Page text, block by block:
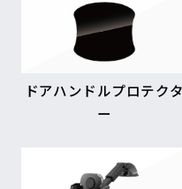
ドアハンドルプロテクタ
ー